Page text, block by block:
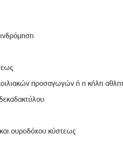
προσαγωγών ή η κήλη
ουροδόχου κύστεως